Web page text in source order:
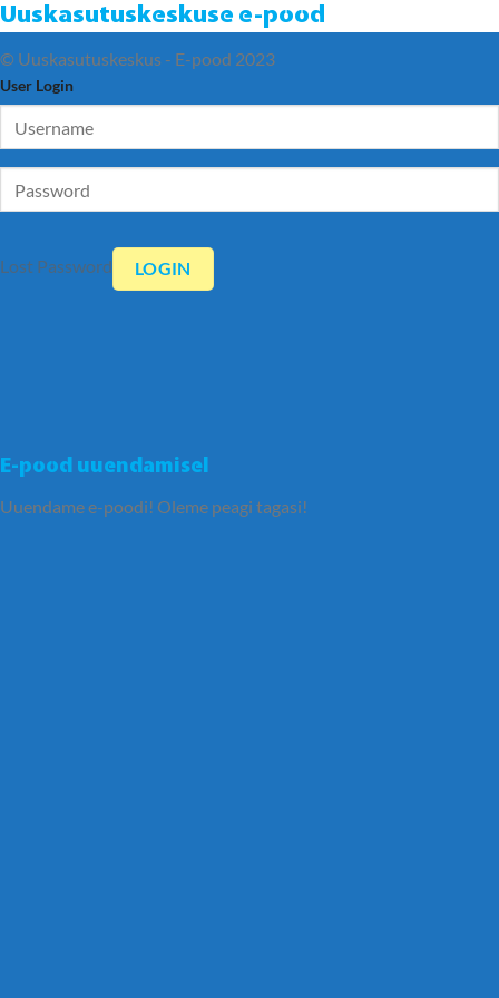
Uuskasutuskeskuse e-pood
E-pood uuendamisel
Uuendame e-poodi! Oleme peagi tagasi!
© Uuskasutuskeskus - E-pood 2023
User Login
Lost Password